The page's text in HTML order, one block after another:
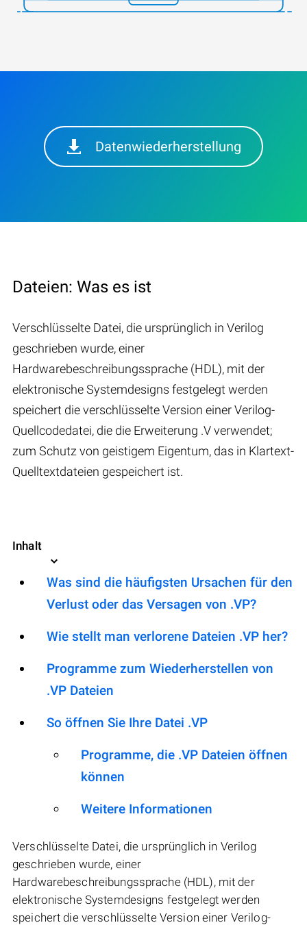
Datenwiederherstellung
Dateien: Was es ist
Verschlüsselte Datei, die ursprünglich in Verilog
geschrieben wurde, einer
Hardwarebeschreibungssprache (HDL), mit der
elektronische Systemdesigns festgelegt werden
speichert die verschlüsselte Version einer Verilog-
Quellcodedatei, die die Erweiterung .V verwendet;
zum Schutz von geistigem Eigentum, das in Klartext-
Quelltextdateien gespeichert ist.
Inhalt
Was sind die häufigsten Ursachen für den
Verlust oder das Versagen von .VP?
Wie stellt man verlorene Dateien .VP her?
Programme zum Wiederherstellen von
.VP Dateien
So öffnen Sie Ihre Datei .VP
Programme, die .VP Dateien öffnen
können
Weitere Informationen
Verschlüsselte Datei, die ursprünglich in Verilog
geschrieben wurde, einer
Hardwarebeschreibungssprache (HDL), mit der
elektronische Systemdesigns festgelegt werden
speichert die verschlüsselte Version einer Verilog-